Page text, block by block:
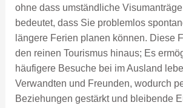
ohne dass umständliche
bedeutet, dass Sie problemlos
längere Ferien planen können. Diese
den reinen Tourismus hinaus; Es
häufigere Besuche bei im Ausland
Verwandten und Freunden, wodurch
Beziehungen gestärkt und bleibende